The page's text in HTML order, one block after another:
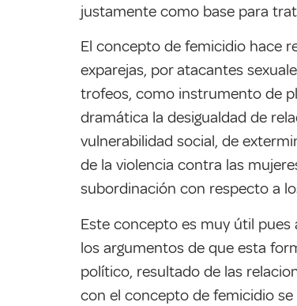
justamente como base para
El concepto de femicidio hace
exparejas, por atacantes
trofeos, como instrumento de
dramática la desigualdad de
vulnerabilidad social, de
de la violencia contra las
subordinación con respecto a
Este concepto es muy útil pues
los argumentos de que esta
político, resultado de las
con el concepto de femicidio